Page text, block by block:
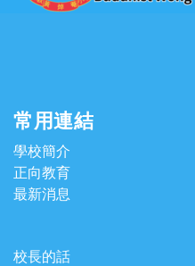
常用連結
學校簡介
正向教育
最新消息
校長的話